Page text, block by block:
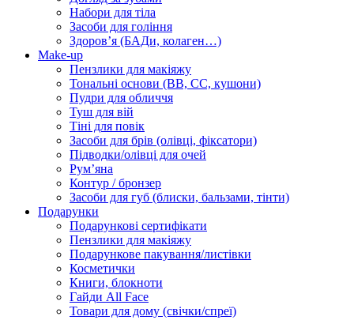
Набори для тіла
Засоби для гоління
Здоровʼя (БАДи, колаген…)
Make-up
Пензлики для макіяжу
Тональні основи (BB, CC, кушони)
Пудри для обличчя
Туш для вій
Тіні для повік
Засоби для брів (олівці, фіксатори)
Підводки/олівці для очей
Румʼяна
Контур / бронзер
Засоби для губ (блиски, бальзами, тінти)
Подарунки
Подарункові сертифікати
Пензлики для макіяжу
Подарункове пакування/листівки
Косметички
Книги, блокноти
Гайди All Face
Товари для дому (свічки/спреї)